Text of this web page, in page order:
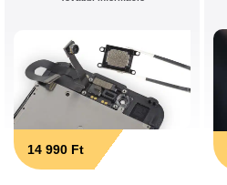
14 990 Ft